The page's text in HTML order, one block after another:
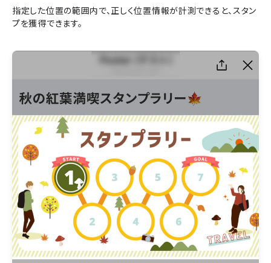
指定した位置の範囲内で、正しく位置情報が計測できると、スタン
プを獲得できます。